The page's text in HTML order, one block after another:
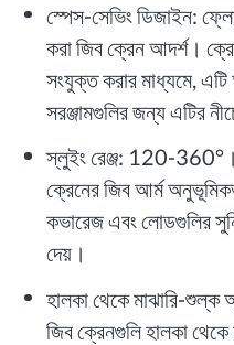
স্পেস-সেভিং ডিজাইন:
করা জিব ক্রেন আদর্শ।
সংযুক্ত করার মাধ্যমে,
সরঞ্জামগুলির জন্য এটির
স্লুইং রেঞ্জ: 120-360°।
ক্রেনের জিব আর্ম
কভারেজ এবং লোডগুলির
দেয়।
হালকা থেকে মাঝারি-শুল্ক
জিব ক্রেনগুলি হালকা